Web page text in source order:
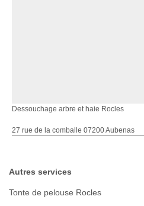
Dessouchage arbre et haie Rocles
27 rue de la comballe 07200 Aubenas
Autres services
Tonte de pelouse Rocles